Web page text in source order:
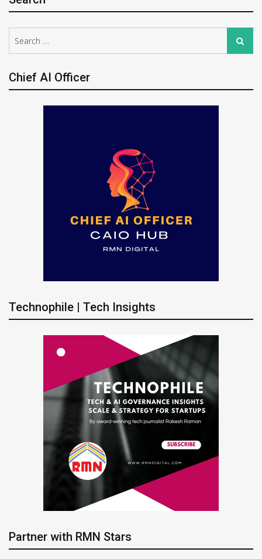
for:
Search
Chief AI Officer
Technophile | Tech Insights
Partner with RMN Stars